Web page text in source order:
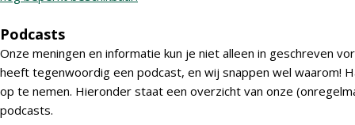
Podcasts
Onze meningen en informatie kun je niet alleen in geschreven
heeft tegenwoordig een podcast, en wij snappen wel waarom!
op te nemen. Hieronder staat een overzicht van onze
podcasts.